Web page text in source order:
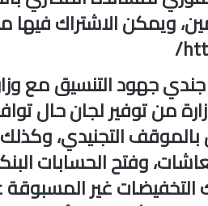
ويمكن الاشتراك فيها
جهود التنسيق مع
بالموقف التجنيدي،
وفتح الحسابات
التخفيضات غير المسبوقة